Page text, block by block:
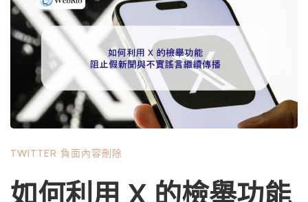
TWITTER 負面內容刪除
如何利用 X 的檢舉功能